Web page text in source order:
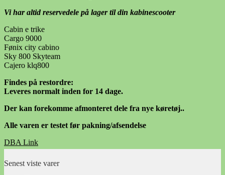
Vi har altid reservedele på lager til din kabinescooter
Cabin e trike
Cargo 9000
Fønix city cabino
Sky 800 Skyteam
Cajero klq800
Findes på restordre:
Leveres normalt inden for 14 dage.
Der kan forekomme afmonteret dele fra nye køretøj..
Alle varen er testet før pakning/afsendelse
DBA Link
Facebook Link
Senest viste varer